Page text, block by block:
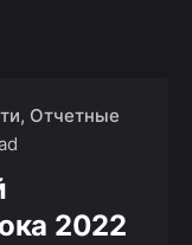
Отчетные
2022